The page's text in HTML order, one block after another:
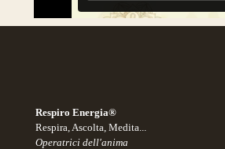
Respiro Energia®
Respira, Ascolta, Medita...
Operatrici dell'anima